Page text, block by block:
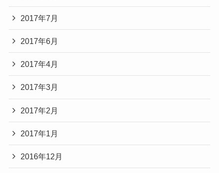
2017年7月
2017年6月
2017年4月
2017年3月
2017年2月
2017年1月
2016年12月